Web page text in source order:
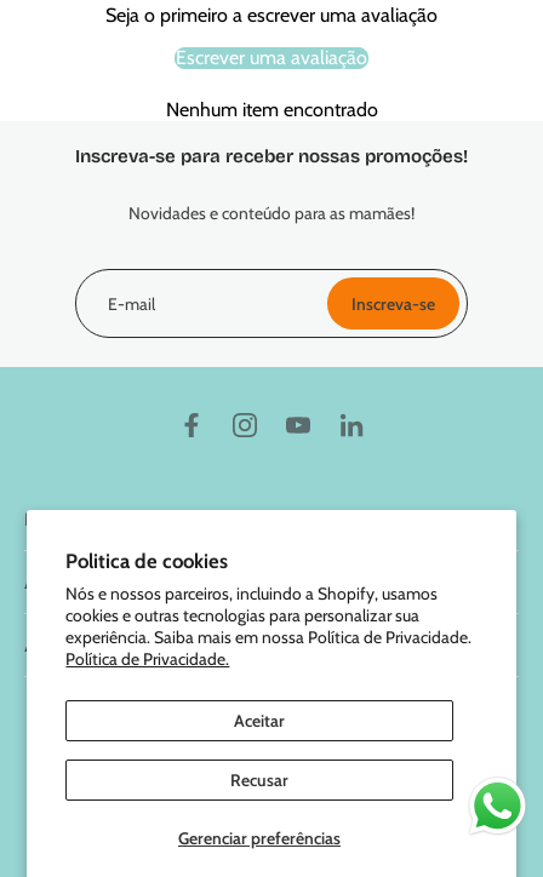
Politica de cookies
Nós e nossos parceiros, incluindo a Shopify, usamos
cookies e outras tecnologias para personalizar sua
experiência. Saiba mais em nossa Política de Privacidade.
Política de Privacidade.
Gerenciar preferências
Aceitar
Recusar
Seja o primeiro a escrever uma avaliação
Escrever uma avaliação
Nenhum item encontrado
Inscreva-se para receber nossas promoções!
Novidades e conteúdo para as mamães!
E-mail Inscreva-se
Marcus & Marcus
Ajuda
Atendimento